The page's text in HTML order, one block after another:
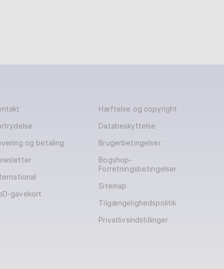
og betaling
gavekort
Hæftelse og copyright
Databeskyttelse
Brugerbetingelser
Bogshop-
Forretningsbetingelser
Sitemap
Tilgængelighedspolitik
Privatlivsindstillinger